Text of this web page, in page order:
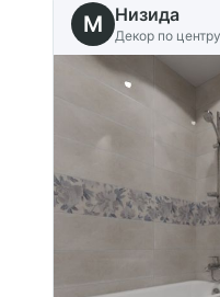
M Низида
Декор по